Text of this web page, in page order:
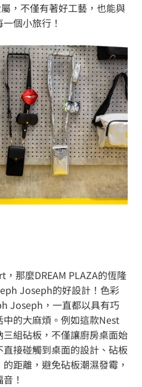
，不僅有著好工藝，也能與
個小旅行！
那麼DREAM PLAZA的恆隆
Joseph的好設計！色彩
Joseph，一直都以具有巧
的大麻煩。例如這款Nest
組砧板，不僅讓廚房桌面始
接碰觸到桌面的設計、砧板
距離，避免砧板潮濕發霉，
！